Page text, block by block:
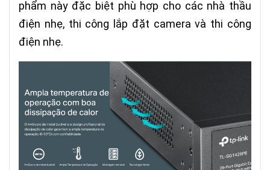
phẩm này đặc biệt phù hợp cho các nhà thầu
điện nhẹ, thi công lắp đặt camera và thi công
điện nhẹ.